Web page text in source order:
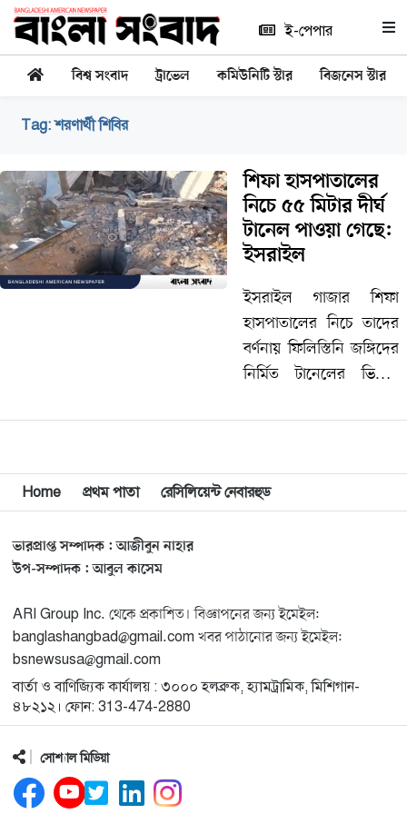
ই-পেপার
বিশ্ব সংবাদ ট্রাভেল কমিউনিটি স্টার বিজনেস স্টার
Tag:শরণার্থী শিবির
শিফা হাসপাতালের
নিচে ৫৫ মিটার দীর্ঘ
টানেল পাওয়া গেছে:
ইসরাইল
ইসরাইল গাজার শিফা
হাসপাতালের নিচে তাদের
বর্ণনায় ফিলিস্তিনি জঙ্গিদের
নির্মিত টানেলের ভিডিও
গাজায় জাবালিয়া শরণার্থী
হামলায় অনেকে নিহত।
অধিকৃত পশ্চিম তীরে
Home প্রথম পাতা রেসিলিয়েন্ট নেবারহুড
ভারপ্রাপ্ত সম্পাদক : আজীবুন নাহার
উপ-সম্পাদক : আবুল কাসেম
ARI Group Inc. থেকে প্রকাশিত। বিজ্ঞাপনের জন্য ইমেইল:
banglashangbad@gmail.com খবর পাঠানোর জন্য ইমেইল:
bsnewsusa@gmail.com
বার্তা ও বাণিজ্যিক কার্যালয় : ৩০০০ হলব্রুক, হ্যামট্রামিক, মিশিগান-
৪৮২১২। ফোন: 313-474-2880
সোশ্যাল মিডিয়া